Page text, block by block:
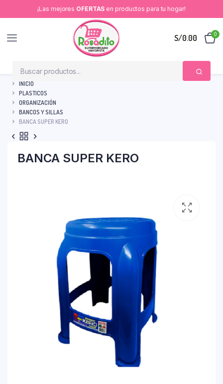
¡Las mejores OFERTAS en productos para tu hogar!
S/0.00 0
INICIO
PLASTICOS
ORGANIZACIÓN
BANCOS Y SILLAS
BANCA SUPER KERO
BANCA SUPER KERO